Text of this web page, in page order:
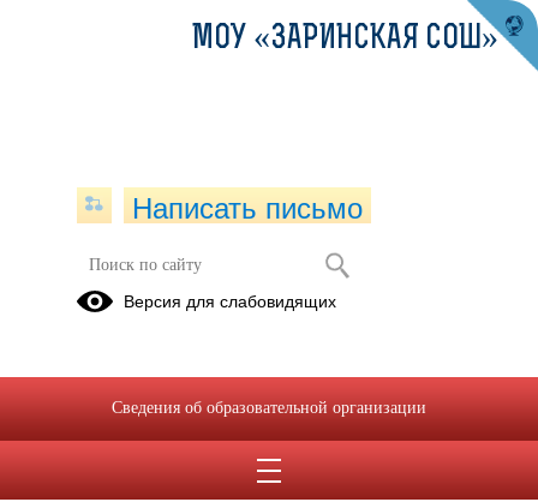
Прием в 1 класс
будущих первоклассников
УЧЕБНЫЙ ГОД 2026-2027 гг.
МОУ «ЗАРИНСКАЯ СОШ»
Написать письмо
Версия для слабовидящих
Сведения об образовательной организации